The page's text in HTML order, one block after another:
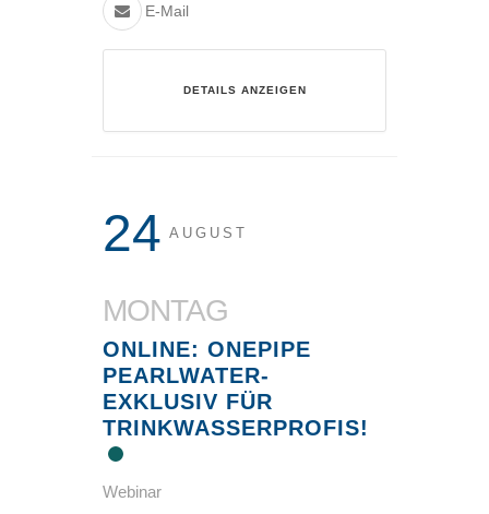
E-Mail
DETAILS ANZEIGEN
24 AUGUST
MONTAG
ONLINE: ONEPIPE
PEARLWATER-
EXKLUSIV FÜR
TRINKWASSERPROFIS!
Webinar